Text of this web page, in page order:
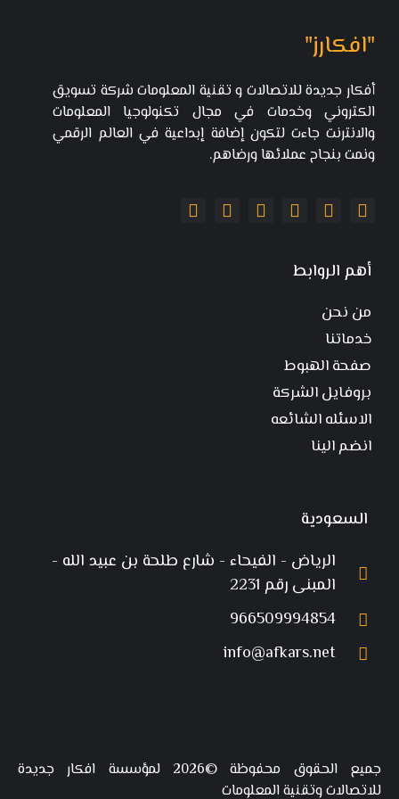
"افكارز"
أفكار جديدة للاتصالات و تقنية المعلومات شركة تسويق
الكتروني وخدمات في مجال تكنولوجيا المعلومات
والانترنت جاءت لتكون إضافة إبداعية في العالم الرقمي
ونمت بنجاح عملائها ورضاهم.
أهم الروابط
من نحن
خدماتنا
صفحة الهبوط
بروفايل الشركة
الاسئله الشائعه
انضم الينا
السعودية
الرياض - الفيحاء - شارع طلحة بن عبيد الله -
المبنى رقم 2231
966509994854
info@afkars.net
جميع الحقوق محفوظة ©2026 لمؤسسة افكار جديدة
للاتصالات وتقنية المعلومات